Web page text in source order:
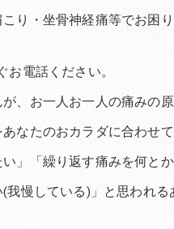
・坐骨神経痛等でお困り
電話ください。
、お一人お一人の痛みの
なたのおカラダに合わせ
」「繰り返す痛みを何とか
我慢している)」と思われ